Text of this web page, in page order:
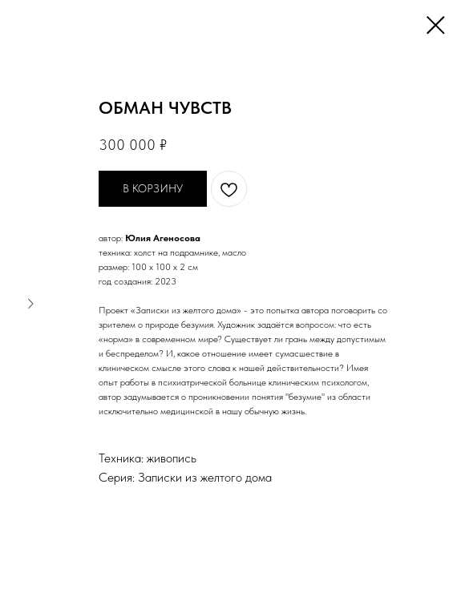
ОБМАН ЧУВСТВ
300 000 ₽
В КОРЗИНУ
автор: Юлия Агеносова
техника: холст на подрамнике, масло
размер: 100 х 100 х 2 см
год создания: 2023
Проект «Записки из желтого дома» - это попытка автора поговорить со
зрителем о природе безумия. Художник задаётся вопросом: что есть
«норма» в современном мире? Существует ли грань между допустимым
и беспределом? И, какое отношение имеет сумасшествие в
клиническом смысле этого слова к нашей действительности? Имея
опыт работы в психиатрической больнице клиническим психологом,
автор задумывается о проникновении понятия "безумие" из области
исключительно медицинской в нашу обычную жизнь.
Техника: живопись
Серия: Записки из желтого дома